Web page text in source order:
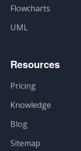
Flowcharts
UML
Resources
Pricing
Knowledge
Blog
Sitemap